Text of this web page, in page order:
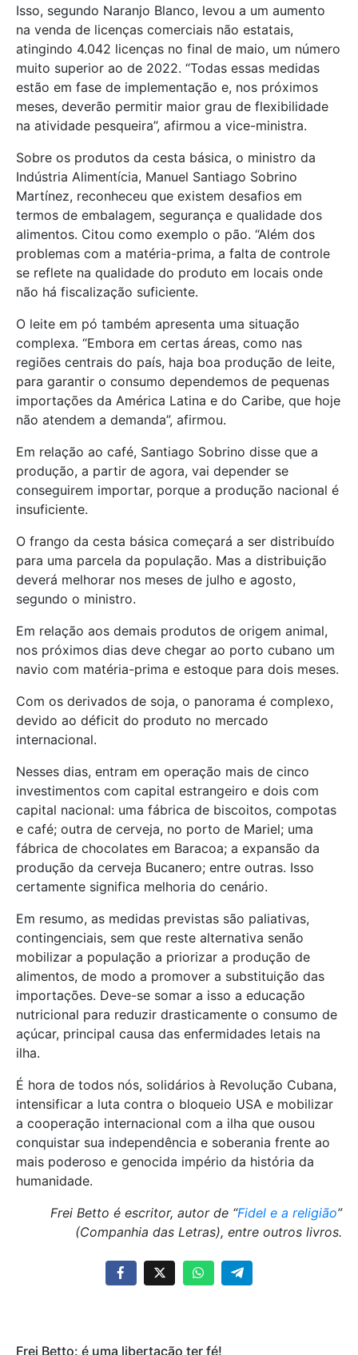
Isso, segundo Naranjo Blanco, levou a um aumento
na venda de licenças comerciais não estatais,
atingindo 4.042 licenças no final de maio, um número
muito superior ao de 2022. “Todas essas medidas
estão em fase de implementação e, nos próximos
meses, deverão permitir maior grau de flexibilidade
na atividade pesqueira”, afirmou a vice-ministra.
Sobre os produtos da cesta básica, o ministro da
Indústria Alimentícia, Manuel Santiago Sobrino
Martínez, reconheceu que existem desafios em
termos de embalagem, segurança e qualidade dos
alimentos. Citou como exemplo o pão. “Além dos
problemas com a matéria-prima, a falta de controle
se reflete na qualidade do produto em locais onde
não há fiscalização suficiente.
O leite em pó também apresenta uma situação
complexa. “Embora em certas áreas, como nas
regiões centrais do país, haja boa produção de leite,
para garantir o consumo dependemos de pequenas
importações da América Latina e do Caribe, que hoje
não atendem a demanda”, afirmou.
Em relação ao café, Santiago Sobrino disse que a
produção, a partir de agora, vai depender se
conseguirem importar, porque a produção nacional é
insuficiente.
O frango da cesta básica começará a ser distribuído
para uma parcela da população. Mas a distribuição
deverá melhorar nos meses de julho e agosto,
segundo o ministro.
Em relação aos demais produtos de origem animal,
nos próximos dias deve chegar ao porto cubano um
navio com matéria-prima e estoque para dois meses.
Com os derivados de soja, o panorama é complexo,
devido ao déficit do produto no mercado
internacional.
Nesses dias, entram em operação mais de cinco
investimentos com capital estrangeiro e dois com
capital nacional: uma fábrica de biscoitos, compotas
e café; outra de cerveja, no porto de Mariel; uma
fábrica de chocolates em Baracoa; a expansão da
produção da cerveja Bucanero; entre outras. Isso
certamente significa melhoria do cenário.
Em resumo, as medidas previstas são paliativas,
contingenciais, sem que reste alternativa senão
mobilizar a população a priorizar a produção de
alimentos, de modo a promover a substituição das
importações. Deve-se somar a isso a educação
nutricional para reduzir drasticamente o consumo de
açúcar, principal causa das enfermidades letais na
ilha.
É hora de todos nós, solidários à Revolução Cubana,
intensificar a luta contra o bloqueio USA e mobilizar
a cooperação internacional com a ilha que ousou
conquistar sua independência e soberania frente ao
mais poderoso e genocida império da história da
humanidade.
Frei Betto é escritor, autor de “Fidel e a religião”
(Companhia das Letras), entre outros livros.
Frei Betto: é uma libertação ter fé!